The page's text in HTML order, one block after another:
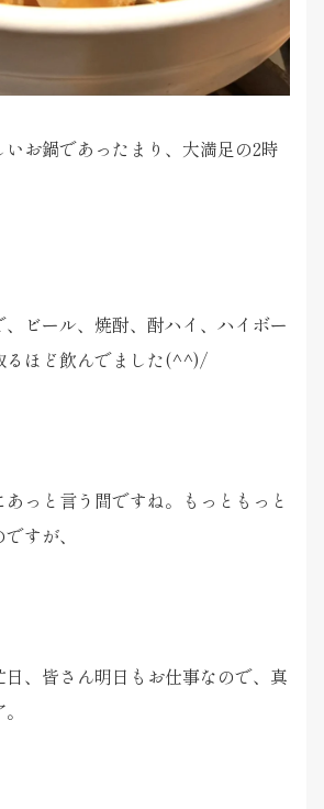
いお鍋であったまり、大満足の2時
ビール、焼酎、酎ハイ、ハイボー
るほど飲んでました(^^)/
っと言う間ですね。もっともっと
すが、
、皆さん明日もお仕事なので、真